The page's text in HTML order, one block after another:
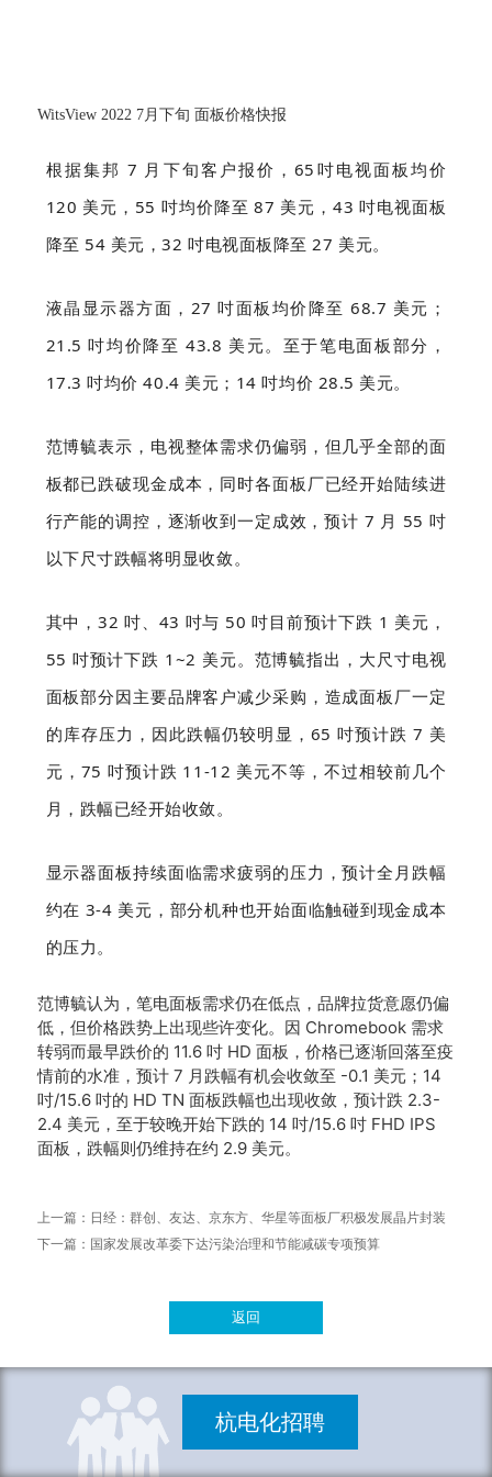
WitsView 2022 7月下旬 面板价格快报
根据集邦 7 月下旬客户报价，65吋电视面板均价
120 美元，55 吋均价降至 87 美元，43 吋电视面板
降至 54 美元，32 吋电视面板降至 27 美元。
液晶显示器方面，27 吋面板均价降至 68.7 美元；
21.5 吋均价降至 43.8 美元。至于笔电面板部分，
17.3 吋均价 40.4 美元；14 吋均价 28.5 美元。
范博毓表示，电视整体需求仍偏弱，但几乎全部的面
板都已跌破现金成本，同时各面板厂已经开始陆续进
行产能的调控，逐渐收到一定成效，预计 7 月 55 吋
以下尺寸跌幅将明显收敛。
其中，32 吋、43 吋与 50 吋目前预计下跌 1 美元，
55 吋预计下跌 1~2 美元。范博毓指出，大尺寸电视
面板部分因主要品牌客户减少采购，造成面板厂一定
的库存压力，因此跌幅仍较明显，65 吋预计跌 7 美
元，75 吋预计跌 11-12 美元不等，不过相较前几个
月，跌幅已经开始收敛。
显示器面板持续面临需求疲弱的压力，预计全月跌幅
约在 3-4 美元，部分机种也开始面临触碰到现金成本
的压力。
范博毓认为，笔电面板需求仍在低点，品牌拉货意愿仍偏
低，但价格跌势上出现些许变化。 因 Chromebook 需求
转弱而最早跌价的 11.6 吋 HD 面板，价格已逐渐回落至疫
情前的水准，预计 7 月跌幅有机会收敛至 -0.1 美元； 14
吋/15.6 吋的 HD TN 面板跌幅也出现收敛，预计跌 2.3-
2.4 美元，至于较晚开始下跌的 14 吋/15.6 吋 FHD IPS
面板，跌幅则仍维持在约 2.9 美元。
上一篇： 日经：群创、友达、京东方、华星等面板厂积极发展晶片封装
下一篇： 国家发展改革委下达污染治理和节能减碳专项预算
返回
杭电化招聘